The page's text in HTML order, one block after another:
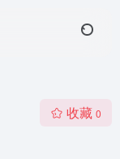
收藏 0